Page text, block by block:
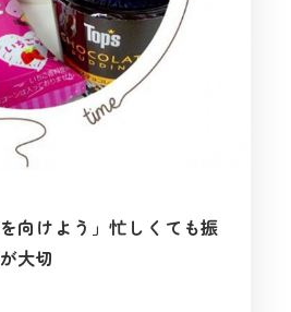
向けよう」忙しくても振
大切